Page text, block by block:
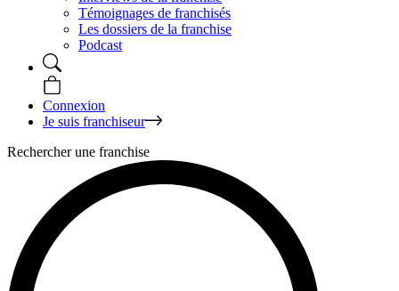
Témoignages de franchisés
Les dossiers de la franchise
Podcast
Connexion
Je suis franchiseur
Rechercher une franchise